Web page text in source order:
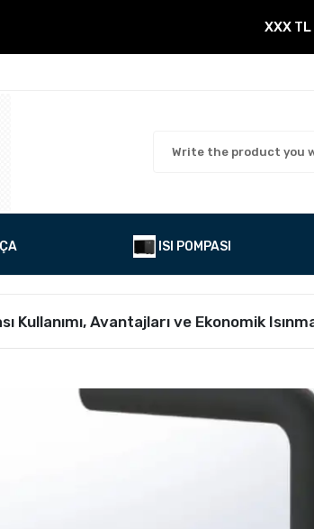
XXX
ISI POMPASI
Kullanımı, Avantajları ve Ekonomik